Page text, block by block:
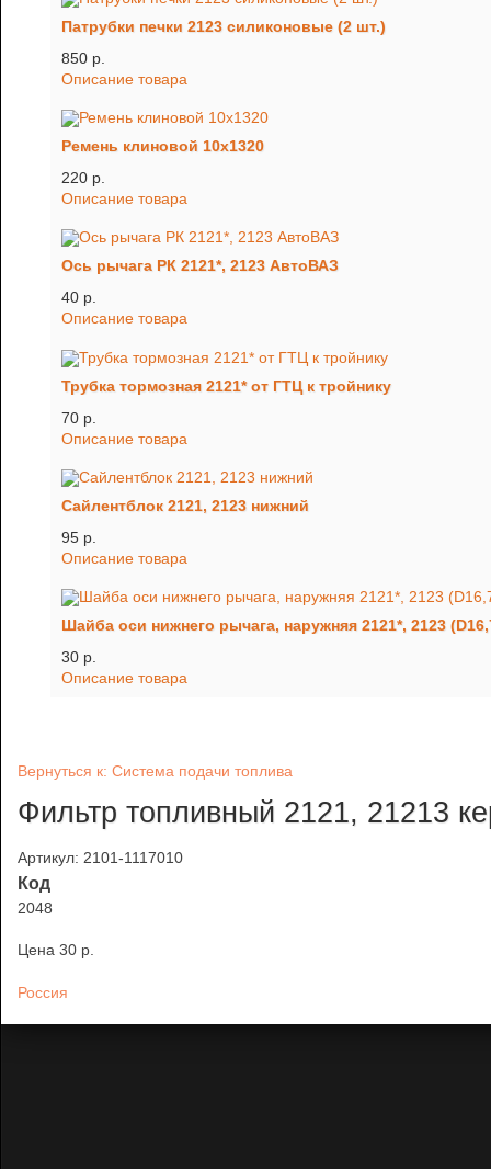
Патрубки печки 2123 силиконовые (2 шт.)
850 p.
Описание товара
Ремень клиновой 10х1320
220 p.
Описание товара
Ось рычага РК 2121*, 2123 АвтоВАЗ
40 p.
Описание товара
Трубка тормозная 2121* от ГТЦ к тройнику
70 p.
Описание товара
Сайлентблок 2121, 2123 нижний
95 p.
Описание товара
Шайба оси нижнего рычага, наружняя 2121*, 2123
30 p.
Описание товара
Вернуться к: Система подачи топлива
Фильтр топливный 2121, 21213
Артикул: 2101-1117010
Код
2048
Цена 30 p.
Россия